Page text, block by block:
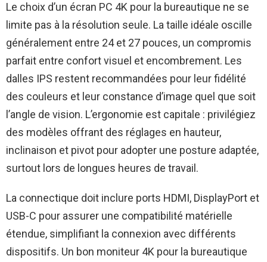
Le choix d’un écran PC 4K pour la bureautique ne se
limite pas à la résolution seule. La taille idéale oscille
généralement entre 24 et 27 pouces, un compromis
parfait entre confort visuel et encombrement. Les
dalles IPS restent recommandées pour leur fidélité
des couleurs et leur constance d’image quel que soit
l’angle de vision. L’ergonomie est capitale : privilégiez
des modèles offrant des réglages en hauteur,
inclinaison et pivot pour adopter une posture adaptée,
surtout lors de longues heures de travail.
La connectique doit inclure ports HDMI, DisplayPort et
USB-C pour assurer une compatibilité matérielle
étendue, simplifiant la connexion avec différents
dispositifs. Un bon moniteur 4K pour la bureautique